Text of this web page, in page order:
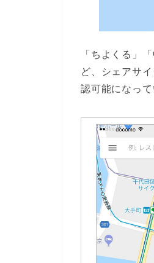
「ちよくる」
ど、シェアサ
認可能になって